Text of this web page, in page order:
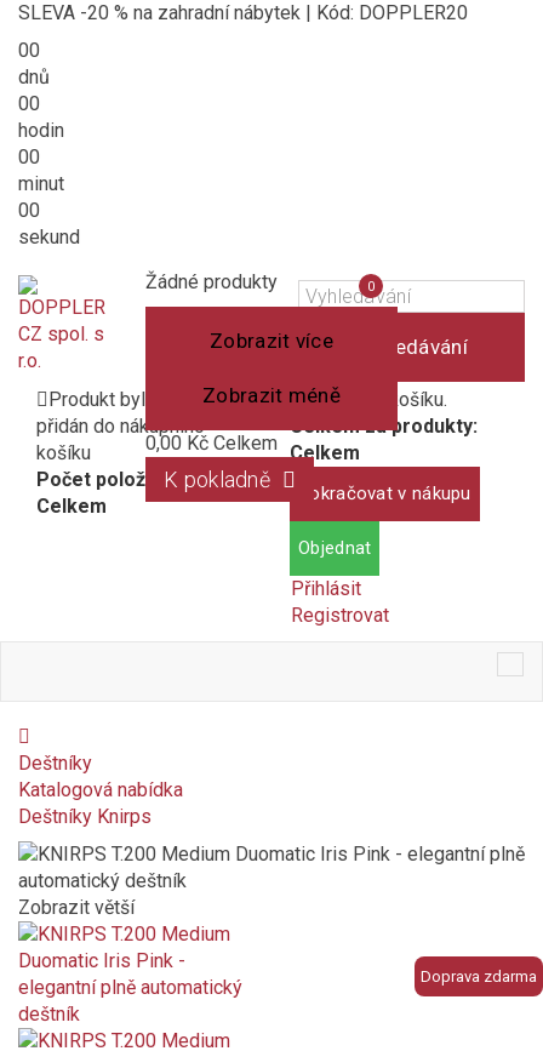
SLEVA -20 % na zahradní nábytek | Kód: DOPPLER20
00
dnů
00
hodin
00
minut
00
sekund
Vyhledávání
Košík
(prázdný)
Žádné produkty
Zobrazit více
Zobrazit méně
0,00 Kč Celkem
K pokladně
Produkt byl úspěšně
přidán do nákupního
košíku
Počet položek:
Celkem
1 produkt v košíku.
Celkem za produkty:
Celkem
Pokračovat v nákupu
Objednat
Přihlásit
Registrovat
Porovnání
produktů
0
Deštníky
Katalogová nabídka
Deštníky Knirps
Doprava zdarma
Zobrazit větší